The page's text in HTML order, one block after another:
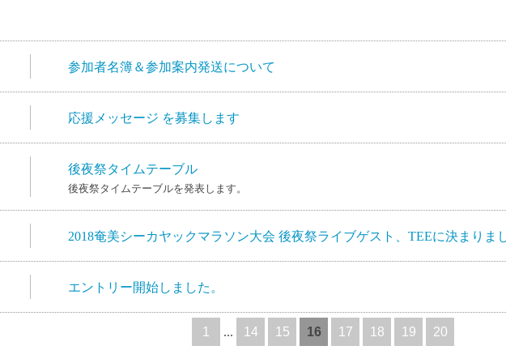
参加者名簿＆参加案内発送について
応援メッセージ を募集します
後夜祭タイムテーブル
後夜祭タイムテーブルを発表します。
2018奄美シーカヤックマラソン大会 後夜祭ライブゲスト、TEEに決まりま
エントリー開始しました。
1 ... 14 15 16 17 18 19 20